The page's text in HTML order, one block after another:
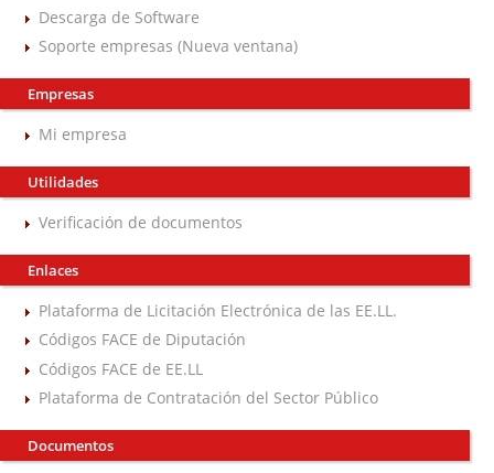
Descarga de Software
Soporte empresas (Nueva ventana)
Empresas
Mi empresa
Utilidades
Verificación de documentos
Enlaces
Plataforma de Licitación Electrónica de las EE.LL.
Códigos FACE de Diputación
Códigos FACE de EE.LL
Plataforma de Contratación del Sector Público
Documentos